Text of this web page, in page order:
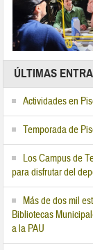
ÚLTIMAS
Actividades en
Temporada de
Los Campus de
para disfrutar del
Más de dos mil
Bibliotecas
a la PAU